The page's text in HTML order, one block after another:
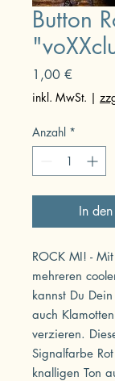
Button
1,00 €
inkl. MwSt. |
Anzahl *
In
ROCK MI! -
mehreren
kannst Du
auch
verzieren.
Signalfarbe
knalligen Ton